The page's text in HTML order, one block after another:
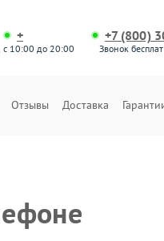
+
с 10:00 до 20:00
+7 (800)
Звонок
Отзывы Доставка